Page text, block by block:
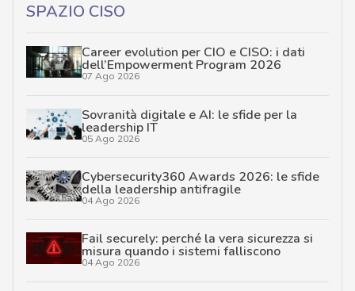
SPAZIO CISO
Career evolution per CIO e CISO: i dati
dell’Empowerment Program 2026
07 Ago 2026
Sovranità digitale e AI: le sfide per la
leadership IT
05 Ago 2026
Cybersecurity360 Awards 2026: le sfide
della leadership antifragile
04 Ago 2026
Fail securely: perché la vera sicurezza si
misura quando i sistemi falliscono
04 Ago 2026